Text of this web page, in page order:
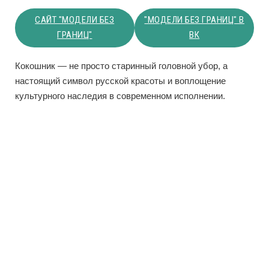
САЙТ "МОДЕЛИ БЕЗ
ГРАНИЦ"
"МОДЕЛИ БЕЗ ГРАНИЦ" В
ВК
Кокошник — не просто старинный головной убор, а
настоящий символ русской красоты и воплощение
культурного наследия в современном исполнении.